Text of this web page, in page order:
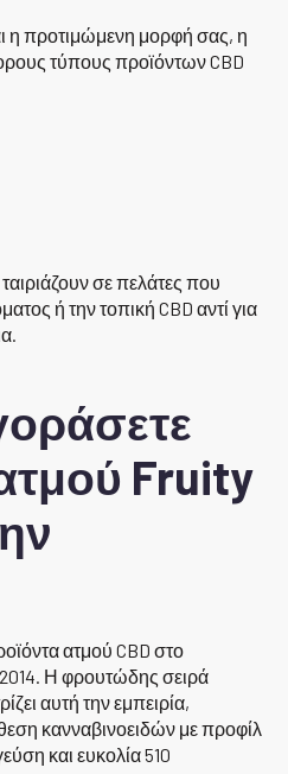
η προτιμώμενη μορφή σας, η
τύπους προϊόντων CBD
σε πελάτες που
ή την τοπική CBD αντί για
Fruity
ατμού CBD στο
Η φρουτώδης σειρά
αυτή την εμπειρία,
κανναβινοειδών με προφίλ
και ευκολία 510